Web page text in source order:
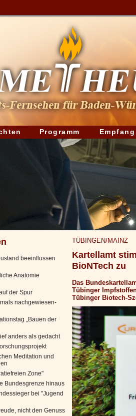
Programm Empfang
beeinflussen
Anatomie
der Spur
nachgewiesen-
„Bauen der
anders als gedacht
Meditation und
Zone"
Bundesgrenze hinaus
bei "Jugend
nicht den Genuss
TÜBINGEN/MAINZ
Kartellamt
BioNTech zu
Das
Tübinger
Tübinger Biotech-